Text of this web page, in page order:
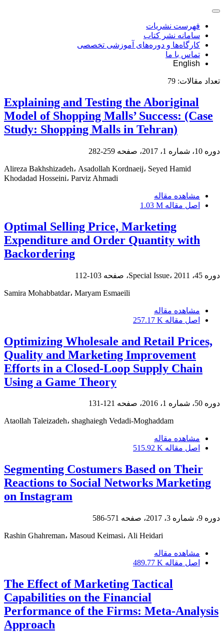
فهرست نشریات
سامانه نشر کتاب
کارگاه‌ها و دوره‌های آموزشی تخصصی
تماس با ما
English
تعداد مقالات: 79
Explaining and Testing the Aboriginal
Model of Shopping Malls’ Success: (Case
Study: Shopping Malls in Tehran)
دوره 10، شماره 1، 2017، صفحه 259-282
Alireza Bakhshizadeh، Asadollah Kordnaeij، Seyed Hamid
Khodadad Hosseini، Parviz Ahmadi
مشاهده مقاله
اصل مقاله 1.03 M
Optimal Selling Price, Marketing
Expenditure and Order Quantity with
Backordering
دوره 45، Special Issue، 2011، صفحه 103-112
Samira Mohabbatdar، Maryam Esmaeili
مشاهده مقاله
اصل مقاله 257.17 K
Optimizing Wholesale and Retail Prices,
Quality and Marketing Improvement
Efforts in a Closed-Loop Supply Chain
Using a Game Theory
دوره 50، شماره 1، 2016، صفحه 121-131
Ataollah Taleizadeh، shaghaiegh Vedadi-Moghaddam
مشاهده مقاله
اصل مقاله 515.92 K
Segmenting Costumers Based on Their
Reactions to Social Networks Marketing
on Instagram
دوره 9، شماره 3، 2017، صفحه 571-586
Rashin Ghahreman، Masoud Keimasi، Ali Heidari
مشاهده مقاله
اصل مقاله 489.77 K
The Effect of Marketing Tactical
Capabilities on the Financial
Performance of the Firms: Meta-Analysis
Approach